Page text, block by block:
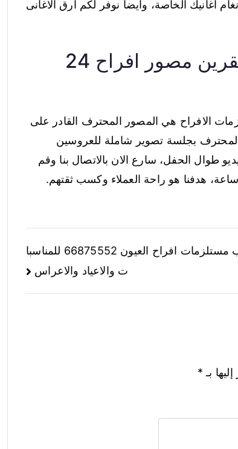
اغانيك الخاصة، وايضا نوفر لكم ارق الاغانى
مكتب مستلزمات افراح اسواق القرين مصور افراح 24
الافراح هي المصور المحترف القادر على
المحترف بجلسة تصوير شاملة للعروسين
طوال الحفل، سارع الان بالاتصال بنا وقم
هدفنا هو راحة العملاء وكسب ثقتهم.
مكتب مستلزمات افراح العيون 66875552 للمناسبا
ت والاعياد والاعراس
بـ *